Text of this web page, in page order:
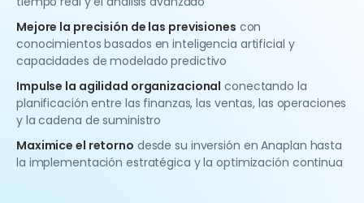
Mejore la precisión de las previsiones con
conocimientos basados en inteligencia artificial y
capacidades de modelado predictivo
Impulse la agilidad organizacional conectando la
planificación entre las finanzas, las ventas, las operaciones
y la cadena de suministro
Maximice el retorno desde su inversión en Anaplan hasta
la implementación estratégica y la optimización continua